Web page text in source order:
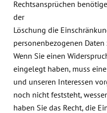
Rechtsansprüchen
der
Löschung die
personenbezogenen
Wenn Sie einen
eingelegt haben, muss
und unseren Interessen
noch nicht feststeht,
haben Sie das Recht, die